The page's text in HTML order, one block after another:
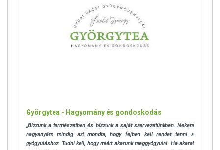
Györgytea - Hagyomány és gondoskodás
„Bízzunk a természetben és bízzunk a saját szervezetünkben. Nekem
nagyanyám mindig azt mondta, hogy fejben kell rendet tenni a
gyógyuláshoz. Tudni kell, hogy miért akarunk meggyógyulni. Ha akarat